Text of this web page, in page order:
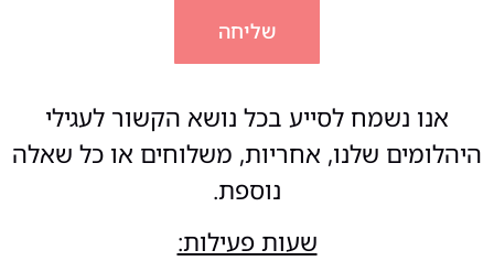
שליחה
אנו נשמח לסייע בכל נושא הקשור לעגילי
היהלומים שלנו, אחריות, משלוחים או כל שאלה
נוספת.
שעות פעילות: